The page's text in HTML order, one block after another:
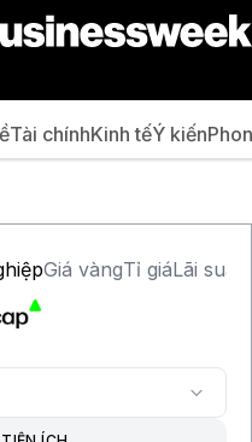
Tài chínhKinh tếÝ kiến
Giá vàngTỉ giáLãi suất